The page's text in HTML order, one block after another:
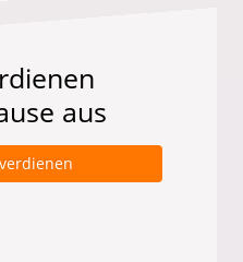
aus
verdienen